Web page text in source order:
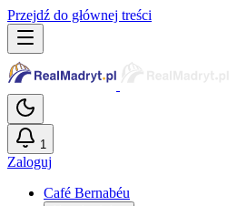
Przejdź do głównej treści
1
Zaloguj
Café Bernabéu